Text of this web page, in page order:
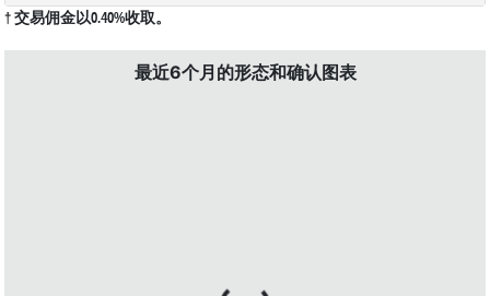
† 交易佣金以0.40%收取。
最近6个月的形态和确认图表